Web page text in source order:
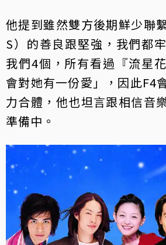
他提到雖然雙方後期鮮少聯
S）的善良跟堅強，我們都
我們4個，所有看過『流星
會對她有一份愛」，因此F4
力合體，他也坦言跟相信音
準備中。